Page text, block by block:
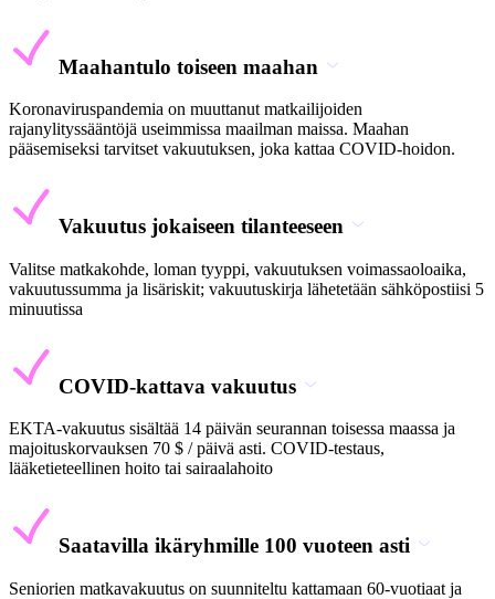
Maahantulo toiseen maahan
Koronaviruspandemia on muuttanut matkailijoiden
rajanylityssääntöjä useimmissa maailman maissa. Maahan
pääsemiseksi tarvitset vakuutuksen, joka kattaa COVID-hoidon.
Vakuutus jokaiseen tilanteeseen
Valitse matkakohde, loman tyyppi, vakuutuksen voimassaoloaika,
vakuutussumma ja lisäriskit; vakuutuskirja lähetetään sähköpostiisi 5
minuutissa
COVID-kattava vakuutus
EKTA-vakuutus sisältää 14 päivän seurannan toisessa maassa ja
majoituskorvauksen 70 $ / päivä asti. COVID-testaus,
lääketieteellinen hoito tai sairaalahoito
Saatavilla ikäryhmille 100 vuoteen asti
Seniorien matkavakuutus on suunniteltu kattamaan 60-vuotiaat ja